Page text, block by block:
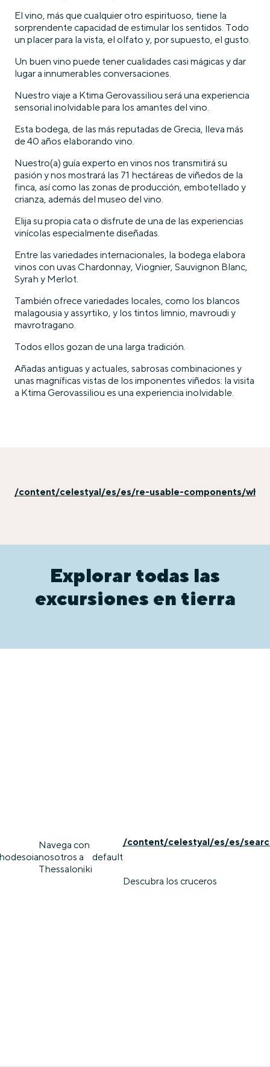
El vino, más que cualquier otro espirituoso, tiene la
sorprendente capacidad de estimular los sentidos. Todo
un placer para la vista, el olfato y, por supuesto, el gusto.
Un buen vino puede tener cualidades casi mágicas y dar
lugar a innumerables conversaciones.
Nuestro viaje a Ktima Gerovassiliou será una experiencia
sensorial inolvidable para los amantes del vino.
Esta bodega, de las más reputadas de Grecia, lleva más
de 40 años elaborando vino.
Nuestro(a) guía experto en vinos nos transmitirá su
pasión y nos mostrará las 71 hectáreas de viñedos de la
finca, así como las zonas de producción, embotellado y
crianza, además del museo del vino.
Elija su propia cata o disfrute de una de las experiencias
vinícolas especialmente diseñadas.
Entre las variedades internacionales, la bodega elabora
vinos con uvas Chardonnay, Viognier, Sauvignon Blanc,
Syrah y Merlot.
También ofrece variedades locales, como los blancos
malagousia y assyrtiko, y los tintos limnio, mavroudi y
mavrotragano.
Todos ellos gozan de una larga tradición.
Añadas antiguas y actuales, sabrosas combinaciones y
unas magníficas vistas de los imponentes viñedos: la visita
a Ktima Gerovassiliou es una experiencia inolvidable.
/content/celestyal/es/es/re-usable-components/
Explorar todas las
excursiones en tierra
oia
Navega con
nosotros a
Thessaloniki
default
/content/celestyal/es/es/
Descubra los cruceros